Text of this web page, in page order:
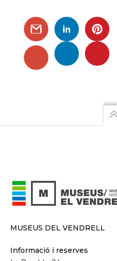
MUSEUS DEL VENDRELL
Informació i reserves